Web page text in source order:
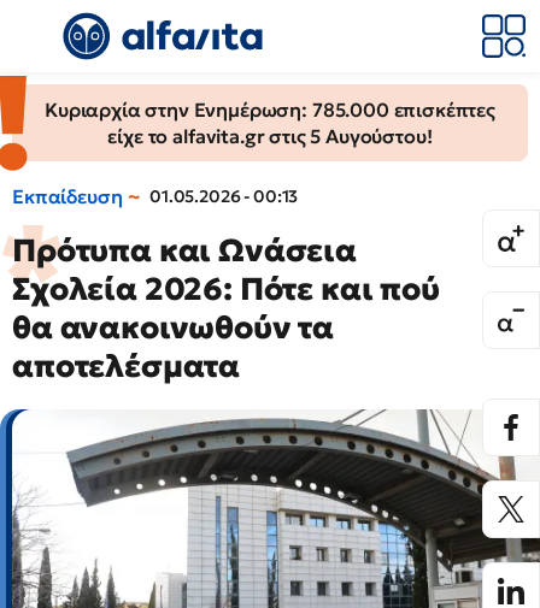
Κυριαρχία στην Ενημέρωση: 785.000 επισκέπτες
είχε το alfavita.gr στις 5 Αυγούστου!
Εκπαίδευση 01.05.2026 - 00:13
Πρότυπα και Ωνάσεια
Σχολεία 2026: Πότε και πού
θα ανακοινωθούν τα
αποτελέσματα